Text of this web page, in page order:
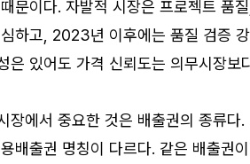
문이다. 자발적 시장은 프로젝트 품
하고, 2023년 이후에는 품질 검증
은 있어도 가격 신뢰도는 의무시장보
장에서 중요한 것은 배출권의 종류
배출권 명칭이 다르다. 같은 배출권